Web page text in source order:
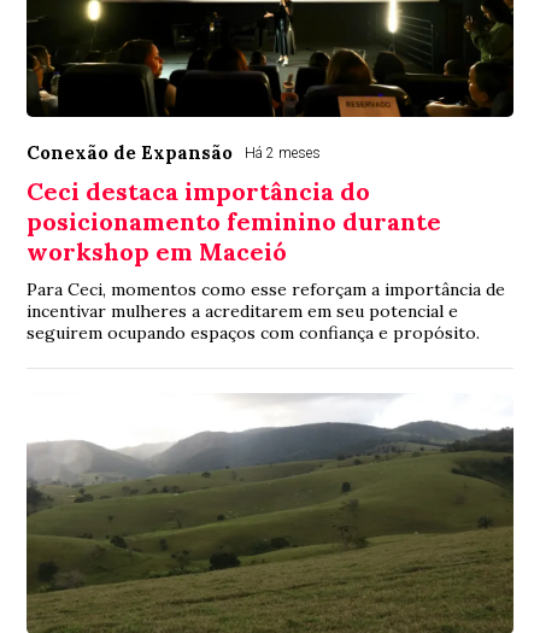
Conexão de Expansão Há 2 meses
Ceci destaca importância do
posicionamento feminino durante
workshop em Maceió
Para Ceci, momentos como esse reforçam a importância de
incentivar mulheres a acreditarem em seu potencial e
seguirem ocupando espaços com confiança e propósito.